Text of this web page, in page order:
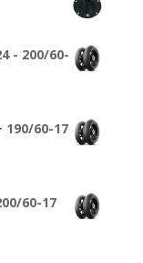
- 200/60-
60-17
60-17